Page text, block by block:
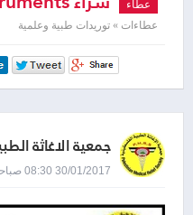
عطاء
عطاءات » توريدات طبية وعلمية
جمعية الاغاثة
30/01/2017 08:30 صباحاً